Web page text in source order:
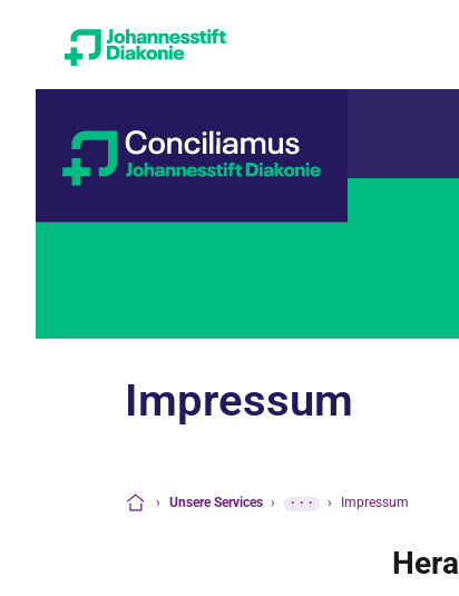
Impressum
› Unsere Services › ··· › Impressum